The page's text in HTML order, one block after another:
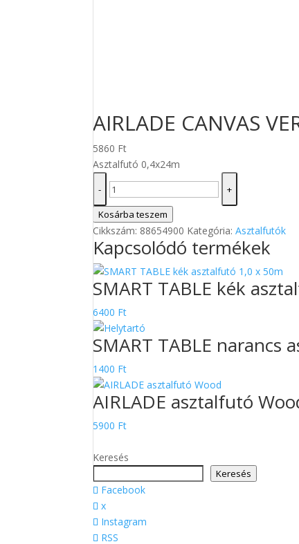
AIRLADE CANVAS
5860 Ft
Asztalfutó 0,4x24m
-
AIRLADE
CANVAS
VERDE
asztalfutó
0,4x24m
mennyiség
+
Kosárba teszem
Cikkszám: 88654900 Kategória:Asztalfutók
Kapcsolódó termékek
SMART TABLE kék
6400 Ft
SMART TABLE narancs
1400 Ft
AIRLADE asztalfutó
5900 Ft
Keresés
Keresés
Facebook
x
Instagram
RSS